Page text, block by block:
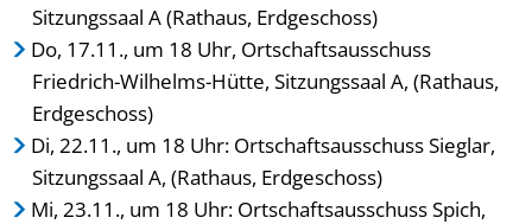
Sitzungssaal A (Rathaus, Erdgeschoss)
Do, 17.11., um 18 Uhr, Ortschaftsausschuss
Friedrich-Wilhelms-Hütte, Sitzungssaal A, (Rathaus,
Erdgeschoss)
Di, 22.11., um 18 Uhr: Ortschaftsausschuss Sieglar,
Sitzungssaal A, (Rathaus, Erdgeschoss)
Mi, 23.11., um 18 Uhr: Ortschaftsausschuss Spich,